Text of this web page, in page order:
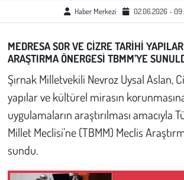
Haber Merkezi 02.06.2026 -
MEDRESA SOR VE CİZRE TARİHİ
ARAŞTIRMA ÖNERGESİ TBMM’YE
Şırnak Milletvekili Nevroz Uysal Aslan,
yapılar ve kültürel mirasın
uygulamaların araştırılması amacıyla
Millet Meclisi’ne (TBMM) Meclis
sundu.
Kültür Sanat
Bilim - Teknoloji
Hayvan Hakları
Çevre